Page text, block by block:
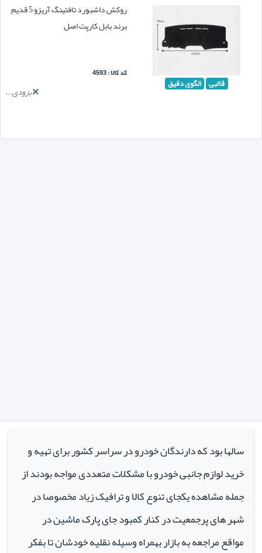
قالبی الگوی دقیق
روکش داشبورد تافتینگ آریزو 5 قدیم
برند بابل کارپت اصل
کد کالا : 4593
بزودی...
سالها بود که دارندگان خودرو در سراسر کشور برای تهیه و
خرید لوازم جانبی خودرو با مشکلات متعددی مواجه بودند از
جمله مشاهده یکجای تنوع کالا و ترافیک زیاد مخصوصا در
شهر های پرجمعیت در کنار کمبود جای پارک ماشین در
مواقع مراجعه به بازار بهمراه وسیله نقلیه خودشان تا بفکر